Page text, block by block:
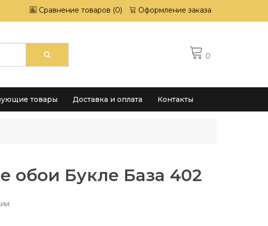
Сравнение товаров (0) Оформление заказа
0
товары Доставка и оплата Контакты
обои Букле База 402